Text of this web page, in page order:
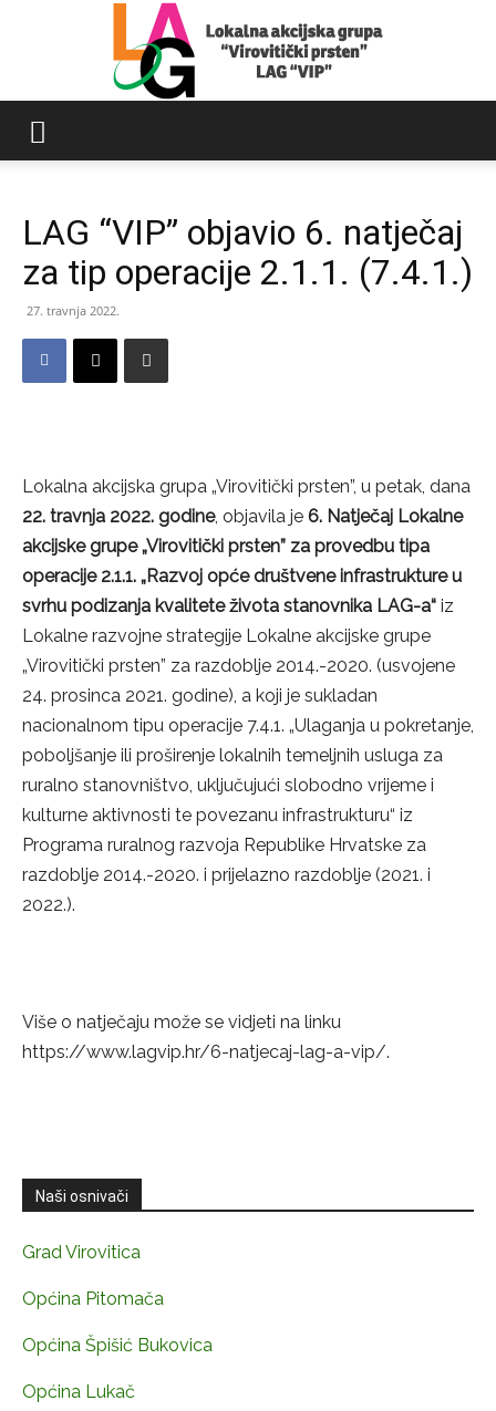
Virovitički
LAG “VIP” objavio 6. natječaj
za tip operacije 2.1.1. (7.4.1.)
27. travnja 2022.
Lokalna akcijska grupa „Virovitički prsten”, u petak, dana
22. travnja 2022. godine, objavila je 6. Natječaj Lokalne
akcijske grupe „Virovitički prsten” za provedbu tipa
operacije 2.1.1. „Razvoj opće društvene infrastrukture u
svrhu podizanja kvalitete života stanovnika LAG-a“ iz
Lokalne razvojne strategije Lokalne akcijske grupe
„Virovitički prsten” za razdoblje 2014.-2020. (usvojene
24. prosinca 2021. godine), a koji je sukladan
nacionalnom tipu operacije 7.4.1. „Ulaganja u pokretanje,
poboljšanje ili proširenje lokalnih temeljnih usluga za
ruralno stanovništvo, uključujući slobodno vrijeme i
kulturne aktivnosti te povezanu infrastrukturu“ iz
Programa ruralnog razvoja Republike Hrvatske za
razdoblje 2014.-2020. i prijelazno razdoblje (2021. i
2022.).
Više o natječaju može se vidjeti na linku
https://www.lagvip.hr/6-natjecaj-lag-a-vip/.
Naši osnivači
Grad Virovitica
Općina Pitomača
Općina Špišić Bukovica
Općina Lukač